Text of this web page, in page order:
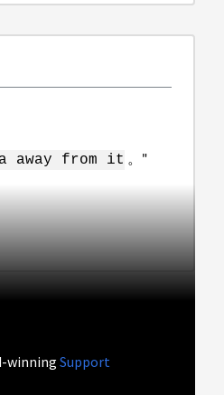
away from it 。"
winningSupport